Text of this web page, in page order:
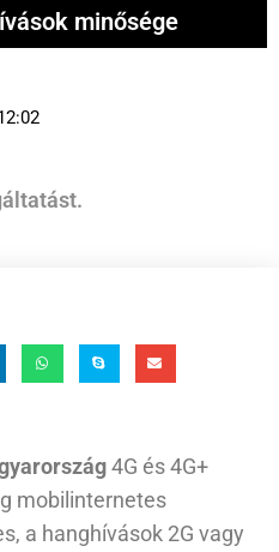
minősége
4G és 4G+
mobilinternetes
a hanghívások 2G vagy